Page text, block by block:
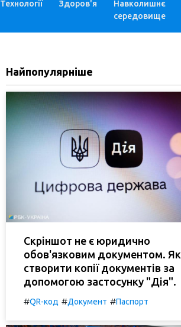
Технології Здоров'я
Навколишнє
середовище
Найпопулярніше
Скріншот не є юридично
обов'язковим документом. Як
створити копії документів за
допомогою застосунку "Дія".
#QR-код #Документ #Паспорт